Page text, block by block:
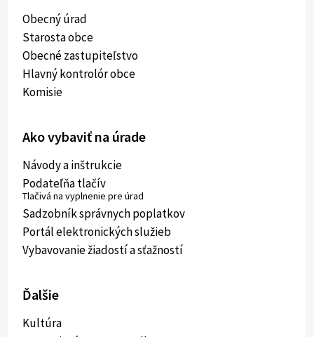
Obecný úrad
Starosta obce
Obecné zastupiteľstvo
Hlavný kontrolór obce
Komisie
Ako vybaviť na úrade
Návody a inštrukcie
Podateľňa tlačív
Tlačivá na vyplnenie pre úrad
Sadzobník správnych poplatkov
Portál elektronických služieb
Vybavovanie žiadostí a sťažností
Ďalšie
Kultúra